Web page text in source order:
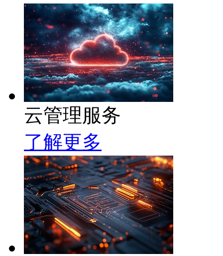
云管理服务
了解更多